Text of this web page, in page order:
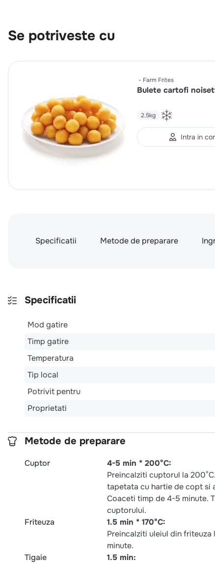
Se potriveste cu
Farm Frites
Bulete cartofi
2.5kg
Intra in
Specificatii Metode de preparare
Specificatii
Mod gatire
Timp gatire
Temperatura
Tip local
Potrivit pentru
Proprietati
Metode de preparare
Cuptor
4-5 min * 200°C:
Preincalziti cuptorul la
tapetata cu hartie de copt si
Coaceti timp de 4-5 minute.
cuptorului.
Friteuza
1.5 min * 170°C:
Preincalziti uleiul din friteuza
minute.
Tigaie
1.5 min: